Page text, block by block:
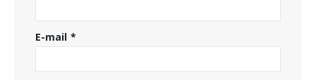
E-mail *